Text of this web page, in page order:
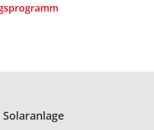
Solaranlage